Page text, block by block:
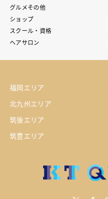
グルメその他
ショップ
スクール・資格
ヘアサロン
福岡エリア
北九州エリア
筑後エリア
筑豊エリア